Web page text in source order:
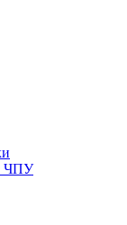
ЧПУ